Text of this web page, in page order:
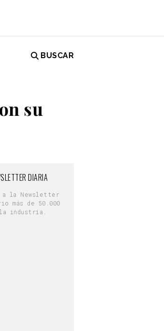
BUSCAR
su
DIARIA
la Newsletter
más de 50.000
industria.